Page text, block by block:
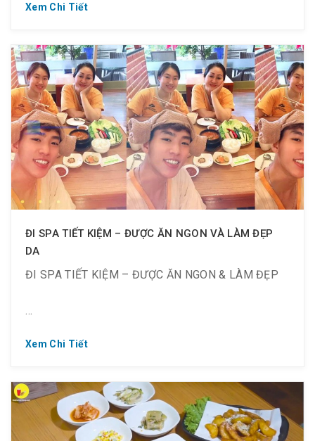
(English Below)
?? Hương vị thịt nướng mềm – thơm cao cấp nhập
khẩu, cùng với nhiều loại panchan hấp dẫn sẽ đưa
thực khách đến với tinh hoa ẩm thực Hàn Quốc trọn
vẹn.
Đến và nếm thử ngay nào!
Xem Chi Tiết
ĐI SPA TIẾT KIỆM – ĐƯỢC ĂN NGON VÀ LÀM ĐẸP
DA
ĐI SPA TIẾT KIỆM – ĐƯỢC ĂN NGON & LÀM ĐẸP
? Dành cho những ai yêu làm đẹp và đam mê với ẩm
? Đến spa xông hơi Hàn Quốc chăm sóc da,
massage chăm sóc cơ thể, ăn ngon tại nhà hàng
Mr.BBQ của Golden Lotus.
Xem Chi Tiết